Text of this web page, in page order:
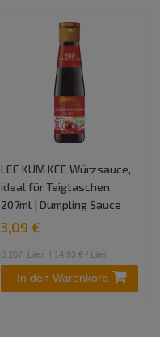
LEE KUM KEE Würzsauce,
ideal für Teigtaschen
207ml | Dumpling Sauce
3,09 €
0.207 Liter | 14,93 € / Liter
In den Warenkorb